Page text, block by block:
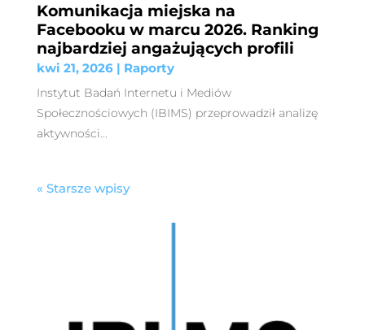
Komunikacja miejska na
Facebooku w marcu 2026. Ranking
najbardziej angażujących profili
kwi 21, 2026| Raporty
Instytut Badań Internetu i Mediów
Społecznościowych (IBIMS) przeprowadził analizę
aktywności...
« Starsze wpisy